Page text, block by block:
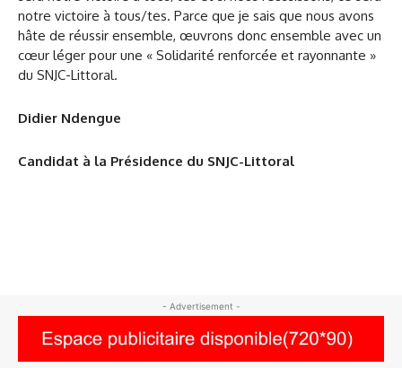
notre victoire à tous/tes. Parce que je sais que nous avons
hâte de réussir ensemble, œuvrons donc ensemble avec un
cœur léger pour une « Solidarité renforcée et rayonnante »
du SNJC-Littoral.
Didier Ndengue
Candidat à la Présidence du SNJC-Littoral
- Advertisement -